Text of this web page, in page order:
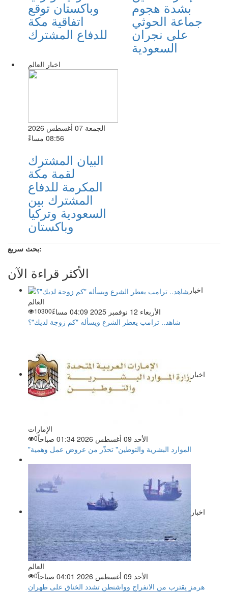
وباكستان توقع
اتفاقية مكة
للدفاع المشترك
بشدة هجوم
جماعة الحوثي
على نجران
السعودية
اخبار العالم
الجمعة 07 أغسطس 2026
08:56 مساءً
البيان المشترك
لقمة مكة
المكرمة للدفاع
المشترك بين
السعودية وتركيا
وباكستان
بحث سريع:
الأكثر قراءة الآن
اخبار
العالم
الأربعاء 12 نوفمبر 2025 04:09 مساءً
10300
شاهد.. ترامب يعطر الشرع ويسأله "كم زوجة لديك"؟
اخبار
الإمارات
الأحد 09 أغسطس 2026 01:34 صباحاً
0
"الموارد البشرية والتوطين" تحذّر من عروض عمل وهمية
اخبار
العالم
الأحد 09 أغسطس 2026 04:01 صباحاً
0
هرمز يقترب من الانفراج وواشنطن تشدد الخناق على طهران